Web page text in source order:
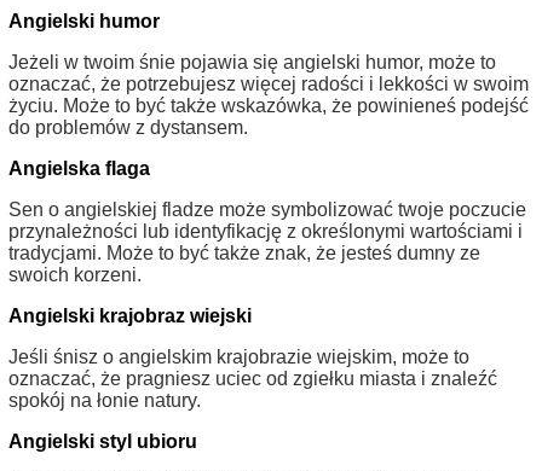
Angielski humor
Jeżeli w twoim śnie pojawia się angielski humor, może to
oznaczać, że potrzebujesz więcej radości i lekkości w swoim
życiu. Może to być także wskazówka, że powinieneś podejść
do problemów z dystansem.
Angielska flaga
Sen o angielskiej fladze może symbolizować twoje poczucie
przynależności lub identyfikację z określonymi wartościami i
tradycjami. Może to być także znak, że jesteś dumny ze
swoich korzeni.
Angielski krajobraz wiejski
Jeśli śnisz o angielskim krajobrazie wiejskim, może to
oznaczać, że pragniesz uciec od zgiełku miasta i znaleźć
spokój na łonie natury.
Angielski styl ubioru